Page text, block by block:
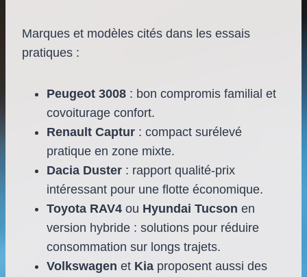
Marques et modèles cités dans les essais
pratiques :
Peugeot 3008 : bon compromis familial et
covoiturage confort.
Renault Captur : compact surélevé
pratique en zone mixte.
Dacia Duster : rapport qualité-prix
intéressant pour une flotte économique.
Toyota RAV4 ou Hyundai Tucson en
version hybride : solutions pour réduire
consommation sur longs trajets.
Volkswagen et Kia proposent aussi des